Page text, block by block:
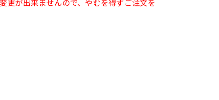
更が出来ませんので、やむを得ずご注文を